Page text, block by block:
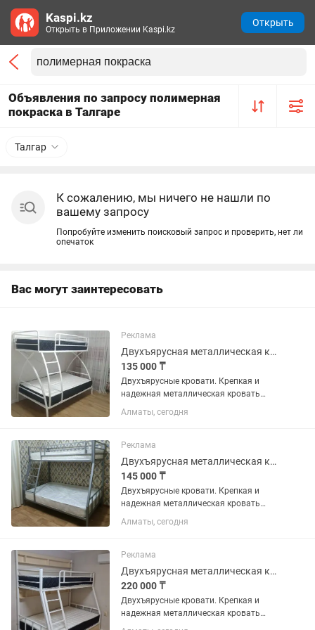
Объявления по запросу полимерная
покраска в Талгаре
Талгар
К сожалению, мы ничего не нашли по
вашему запросу
Попробуйте изменить поисковый запрос и проверить, нет ли
опечаток
Вас могут заинтересовать
Реклама
Двухъярусная металлическая кровать. Доставка бесплатно. Рассрочка.
135 000 ₸
Двухъярусные кровати. Крепкая и
надежная металлическая кровать
повышенной прочности.
Изготавливается из
нагрузку свыше 500 кг. Покраска...
Алматы, сегодня
Реклама
Двухъярусная металлическая кровать. Доставка бесплатно. Рассрочка.
145 000 ₸
Двухъярусные кровати. Крепкая и
надежная металлическая кровать
повышенной прочности.
Изготавливается из
нагрузку свыше 500 кг. Покраска...
Алматы, сегодня
Реклама
Двухъярусная металлическая кровать. Доставка бесплатно. Рассрочка.
220 000 ₸
Двухъярусные кровати. Крепкая и
надежная металлическая кровать
повышенной прочности.
Kaspi.kz
Открыть в Приложении Kaspi.kz
Открыть